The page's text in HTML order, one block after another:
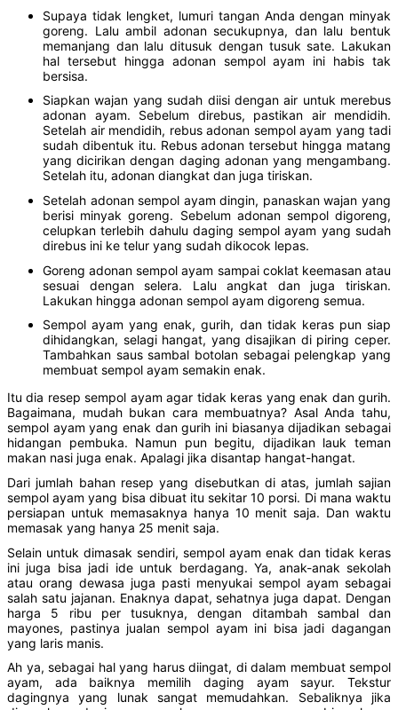
Supaya tidak lengket, lumuri tangan Anda dengan minyak
goreng. Lalu ambil adonan secukupnya, dan lalu bentuk
memanjang dan lalu ditusuk dengan tusuk sate. Lakukan
hal tersebut hingga adonan sempol ayam ini habis tak
bersisa.
Siapkan wajan yang sudah diisi dengan air untuk merebus
adonan ayam. Sebelum direbus, pastikan air mendidih.
Setelah air mendidih, rebus adonan sempol ayam yang tadi
sudah dibentuk itu. Rebus adonan tersebut hingga matang
yang dicirikan dengan daging adonan yang mengambang.
Setelah itu, adonan diangkat dan juga tiriskan.
Setelah adonan sempol ayam dingin, panaskan wajan yang
berisi minyak goreng. Sebelum adonan sempol digoreng,
celupkan terlebih dahulu daging sempol ayam yang sudah
direbus ini ke telur yang sudah dikocok lepas.
Goreng adonan sempol ayam sampai coklat keemasan atau
sesuai dengan selera. Lalu angkat dan juga tiriskan.
Lakukan hingga adonan sempol ayam digoreng semua.
Sempol ayam yang enak, gurih, dan tidak keras pun siap
dihidangkan, selagi hangat, yang disajikan di piring ceper.
Tambahkan saus sambal botolan sebagai pelengkap yang
membuat sempol ayam semakin enak.
Itu dia resep sempol ayam agar tidak keras yang enak dan gurih.
Bagaimana, mudah bukan cara membuatnya? Asal Anda tahu,
sempol ayam yang enak dan gurih ini biasanya dijadikan sebagai
hidangan pembuka. Namun pun begitu, dijadikan lauk teman
makan nasi juga enak. Apalagi jika disantap hangat-hangat.
Dari jumlah bahan resep yang disebutkan di atas, jumlah sajian
sempol ayam yang bisa dibuat itu sekitar 10 porsi. Di mana waktu
persiapan untuk memasaknya hanya 10 menit saja. Dan waktu
memasak yang hanya 25 menit saja.
Selain untuk dimasak sendiri, sempol ayam enak dan tidak keras
ini juga bisa jadi ide untuk berdagang. Ya, anak-anak sekolah
atau orang dewasa juga pasti menyukai sempol ayam sebagai
salah satu jajanan. Enaknya dapat, sehatnya juga dapat. Dengan
harga 5 ribu per tusuknya, dengan ditambah sambal dan
mayones, pastinya jualan sempol ayam ini bisa jadi dagangan
yang laris manis.
Ah ya, sebagai hal yang harus diingat, di dalam membuat sempol
ayam, ada baiknya memilih daging ayam sayur. Tekstur
dagingnya yang lunak sangat memudahkan. Sebaliknya jika